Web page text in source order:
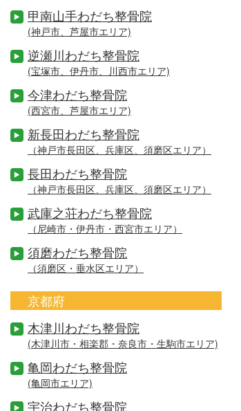
甲南山手わだち整骨院
(神戸市、芦屋市エリア)
逆瀬川わだち整骨院
(宝塚市、伊丹市、川西市エリア)
今津わだち整骨院
(西宮市、芦屋市エリア)
新長田わだち整骨院
（神戸市長田区、兵庫区、須磨区エリア）
長田わだち整骨院
（神戸市長田区、兵庫区、須磨区エリア）
武庫之荘わだち整骨院
（尼崎市・伊丹市・西宮市エリア）
須磨わだち整骨院
（須磨区・垂水区エリア）
京都府
木津川わだち整骨院
(木津川市・相楽郡・奈良市・生駒市エリア)
亀岡わだち整骨院
(亀岡市エリア)
宇治わだち整骨院